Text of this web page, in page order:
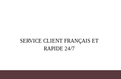
SERVICE CLIENT FRANÇAIS ET
RAPIDE 24/7